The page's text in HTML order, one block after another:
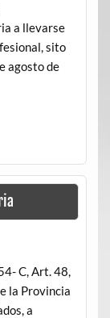
a llevarse
sito
agosto de
C, Art. 48,
la Provincia
a